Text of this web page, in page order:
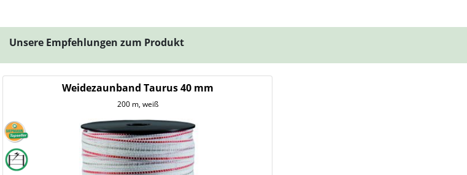
Unsere Empfehlungen zum Produkt
Weidezaunband Taurus 40 mm
200 m, weiß